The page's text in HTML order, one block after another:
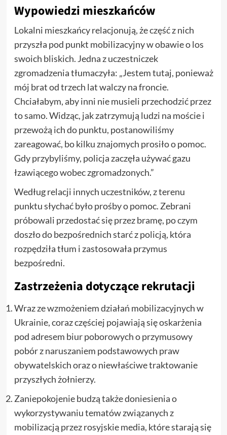
Wypowiedzi mieszkańców
Lokalni mieszkańcy relacjonują, że część z nich
przyszła pod punkt mobilizacyjny w obawie o los
swoich bliskich. Jedna z uczestniczek
zgromadzenia tłumaczyła: „Jestem tutaj, ponieważ
mój brat od trzech lat walczy na froncie.
Chciałabym, aby inni nie musieli przechodzić przez
to samo. Widząc, jak zatrzymują ludzi na moście i
przewożą ich do punktu, postanowiliśmy
zareagować, bo kilku znajomych prosiło o pomoc.
Gdy przybyliśmy, policja zaczęła używać gazu
łzawiącego wobec zgromadzonych.”
Według relacji innych uczestników, z terenu
punktu słychać było prośby o pomoc. Zebrani
próbowali przedostać się przez bramę, po czym
doszło do bezpośrednich starć z policją, która
rozpędziła tłum i zastosowała przymus
bezpośredni.
Zastrzeżenia dotyczące rekrutacji
Wraz ze wzmożeniem działań mobilizacyjnych w
Ukrainie, coraz częściej pojawiają się oskarżenia
pod adresem biur poborowych o przymusowy
pobór z naruszaniem podstawowych praw
obywatelskich oraz o niewłaściwe traktowanie
przyszłych żołnierzy.
Zaniepokojenie budzą także doniesienia o
wykorzystywaniu tematów związanych z
mobilizacją przez rosyjskie media, które starają się